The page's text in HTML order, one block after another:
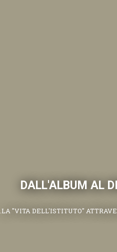
DALL'ALBUM AL
.LA "VITA DELL'ISTITUTO"